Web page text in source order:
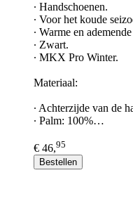
∙ Handschoenen.
∙ Voor het koude
∙ Warme en
∙ Zwart.
∙ MKX Pro Winter.
Materiaal:
∙ Achterzijde van de
∙ Palm: 100%…
€ 46,95
Bestellen